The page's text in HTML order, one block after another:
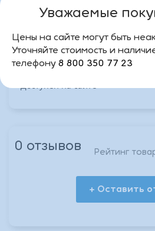
Ширина упаковки, м
Вес упаковки, кг
Артикул
Доступен на сайте
0 отзывов Рейтинг
+ Оставить
Уважаемые
Цены на сайте могут быть
Уточняйте стоимость и
телефону 8 800 350 77 23